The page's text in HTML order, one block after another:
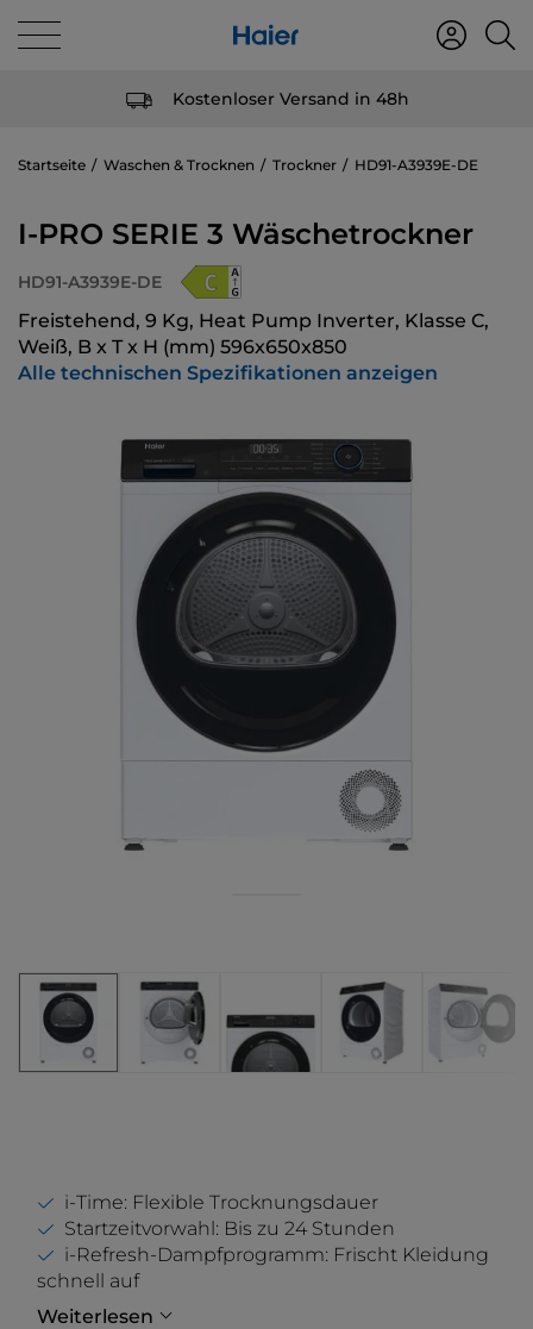
Kostenloser Versand in 48h
Startseite Waschen & Trocknen Trockner HD91-A3939E-DE
I-PRO SERIE 3 Wäschetrockner
HD91-A3939E-DE
Freistehend, 9 Kg, Heat Pump Inverter, Klasse C,
Weiß, B x T x H (mm) 596x650x850
Alle technischen Spezifikationen anzeigen
i-Time: Flexible Trocknungsdauer
Startzeitvorwahl: Bis zu 24 Stunden
i-Refresh-Dampfprogramm: Frischt Kleidung
schnell auf
Weiterlesen